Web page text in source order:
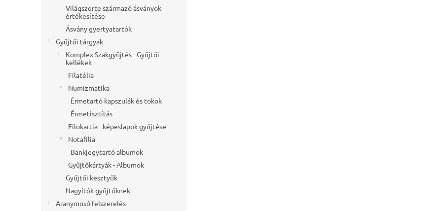
Világszerte származó ásványok
értékesítése
Ásvány gyertyatartók
Gyűjtői tárgyak
Komplex Szakgyűjtés - Gyűjtői
kellékek
Filatélia
Numizmatika
Érmetartó kapszulák és tokok
Érmetisztítás
Filokartia - képeslapok gyűjtése
Notafília
Bankjegytartó albumok
Gyűjtőkártyák - Albumok
Gyűjtői kesztyűk
Nagyítók gyűjtőknek
Aranymosó felszerelés